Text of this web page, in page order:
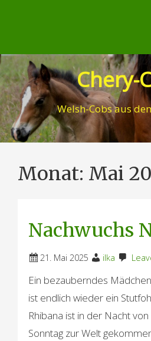
Chery-
Welsh-Cobs aus
Monat: Mai
Nachwuchs
21. Mai 2025 ilka
Ein bezauberndes
ist endlich wieder ein
Rhibana ist in der Nacht
Sonntag zur Welt